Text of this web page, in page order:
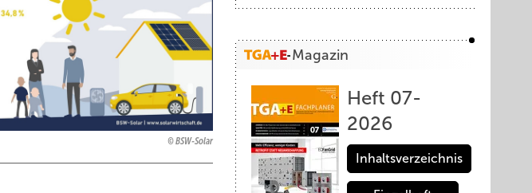
BSW-Solar
Magazin
Heft 07-
2026
Inhaltsverzeichnis